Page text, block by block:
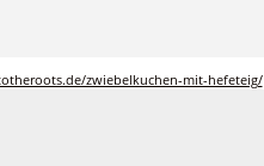
zwiebelkuchen-mit-hefeteig/